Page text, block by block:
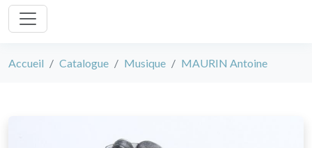
Accueil Catalogue Musique MAURIN Antoine